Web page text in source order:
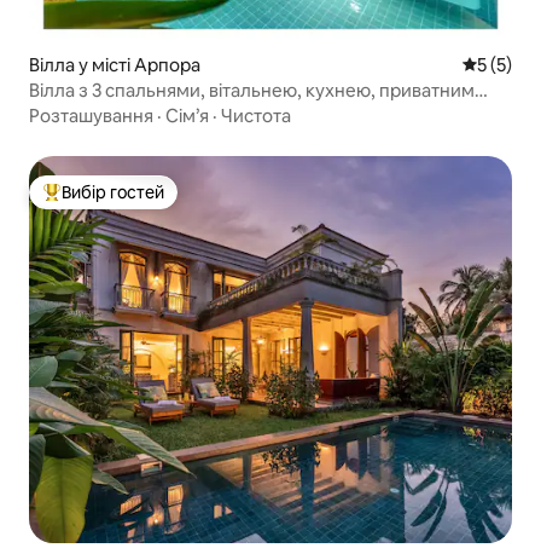
Вілла у місті Арпора Середня
5 (5)
Вілла з 3 спальнями, вітальнею, кухнею, приватним
басейном в Ассагао | Sukham Stays
Розташування · Сім’я · Чистота
Топ вибір гостей
Вибір гостей